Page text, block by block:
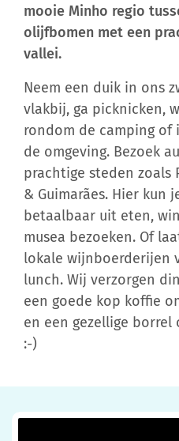
mooie Minho regio
olijfbomen met een
vallei.
Neem een duik in ons
vlakbij, ga picknicken,
rondom de camping of
de omgeving. Bezoek
prachtige steden zoals
& Guimarães. Hier kun
betaalbaar uit eten,
musea bezoeken. Of
lokale wijnboerderijen
lunch. Wij verzorgen
een goede kop koffie
en een gezellige borrel
:-)